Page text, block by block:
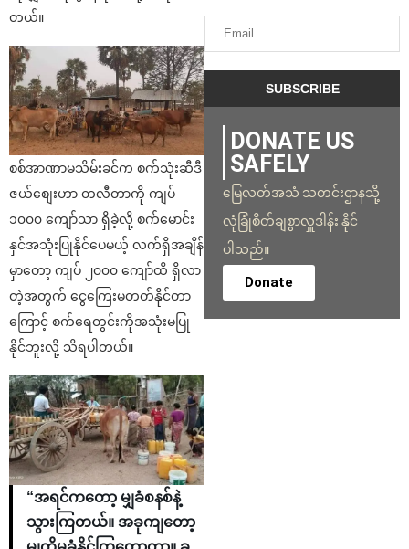
တယ်။
စစ်အာဏာမသိမ်းခင်က စက်သုံးဆီဒီ
ဇယ်စျေးဟာ တလီတာကို ကျပ်
၁၀၀၀ ကျော်သာ ရှိခဲ့လို့ စက်မောင်း
နှင်အသုံးပြုနိုင်ပေမယ့် လက်ရှိအချိန်
မှာတော့ ကျပ် ၂၀၀၀ ကျော်ထိ ရှိလာ
တဲ့အတွက် ငွေကြေးမတတ်နိုင်တာ
ကြောင့် စက်ရေတွင်းကိုအသုံးမပြု
နိုင်ဘူးလို့ သိရပါတယ်။
“အရင်ကတော့ မျှခံစနစ်နဲ့
သွားကြတယ်။ အခုကျတော့
DONATE US
SAFELY
မြေလတ်အသံ သတင်းဌာနသို့
လုံခြုံစိတ်ချစွာလှူဒါန်း နိုင်
ပါသည်။
Donate